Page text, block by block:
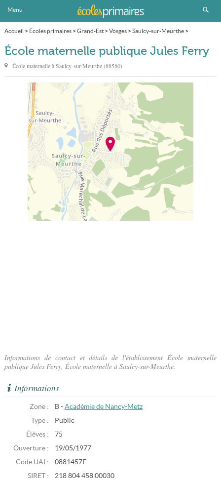
Menu
Accueil > Écoles primaires> Grand-Est> Vosges> Saulcy-sur-Meurthe>
École maternelle publique Jules Ferry
École maternelle publique Jules Ferry
École maternelle àSaulcy-sur-Meurthe(88580)
Informations de contact et détails de l'établissement École maternelle
publique Jules Ferry, École maternelle à Saulcy-sur-Meurthe.
Informations
Zone : B - Académie de Nancy-Metz
Type :
Public
Élèves :
75
Ouverture :
19/05/1977
Code UAI :
0881457F
SIRET :
218 804 458 00030